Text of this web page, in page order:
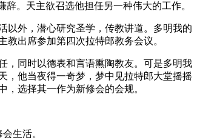
。天主欲召选他担任另一种伟大的工作。
以外，潜心研究圣学，传教讲道。多明我的
出席参加第四次拉特郎教务会议。
，同时以德表和言语熏陶教友。可是多明我
，他当夜得一奇梦，梦中见拉特郎大堂摇摇
选择其一作为新修会的会规。
生活。